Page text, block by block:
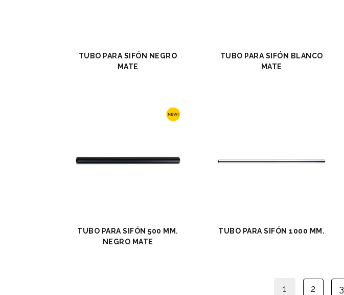
TUBO PARA SIFÓN NEGRO
MATE
TUBO PARA SIFÓN BLANCO
MATE
TUBO PARA SIFÓN 500 MM.
NEGRO MATE
TUBO PARA SIFÓN 1000 MM.
1 2 3